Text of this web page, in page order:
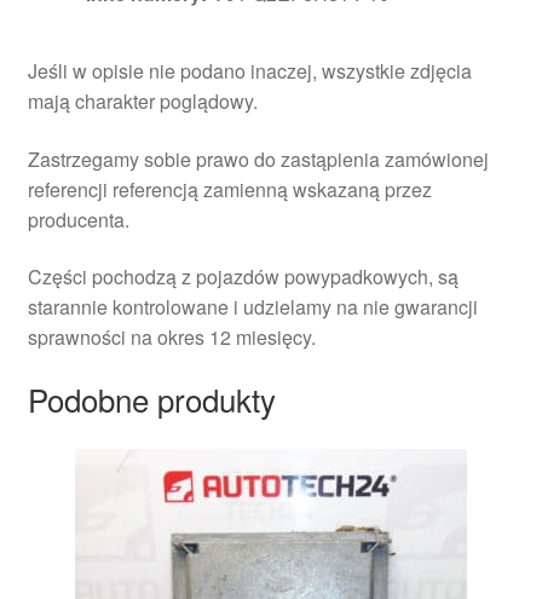
Jeśli w opisie nie podano inaczej, wszystkie zdjęcia
mają charakter poglądowy.
Zastrzegamy sobie prawo do zastąpienia zamówionej
referencji referencją zamienną wskazaną przez
producenta.
Części pochodzą z pojazdów powypadkowych, są
starannie kontrolowane i udzielamy na nie gwarancji
sprawności na okres 12 miesięcy.
Podobne produkty